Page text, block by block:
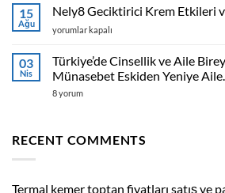
Kapsül
Reductil
Bitkisel
Ürünle
Tanışmaya
için
15
Ağu
Nely8 Geciktirici Krem Etkileri
Nely8
Krem
ve
nasıl
için
yorumlar kapalı
03
Nis
Türkiye’de Cinsellik ve Aile
Münasebet Eskiden Yeniye Aile.
Türkiye’de
Arasındaki
Yeniye
8 yorum
RECENT COMMENTS
Termal kemer toptan fiyatları satış ve